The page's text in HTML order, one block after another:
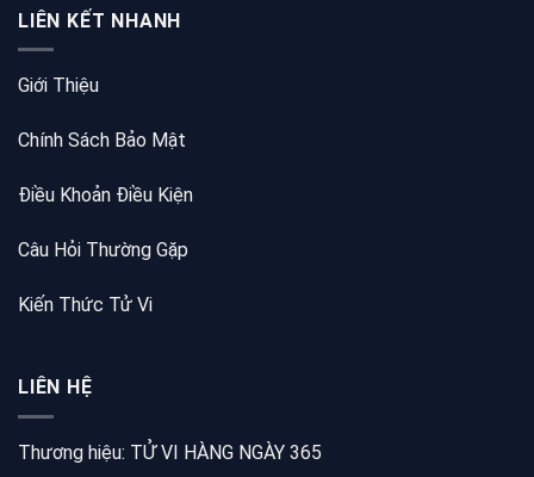
LIÊN KẾT NHANH
Giới Thiệu
Chính Sách Bảo Mật
Điều Khoản Điều Kiện
Câu Hỏi Thường Gặp
Kiến Thức Tử Vi
LIÊN HỆ
Thương hiệu: TỬ VI HÀNG NGÀY 365